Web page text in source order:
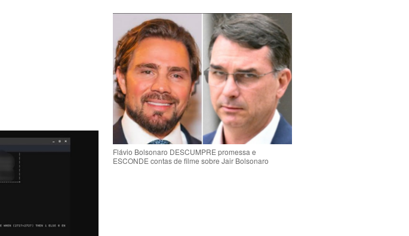
Flávio Bolsonaro DESCUMPRE promessa e
ESCONDE contas de filme sobre Jair Bolsonaro